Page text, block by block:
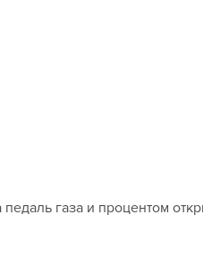
газа и процентом